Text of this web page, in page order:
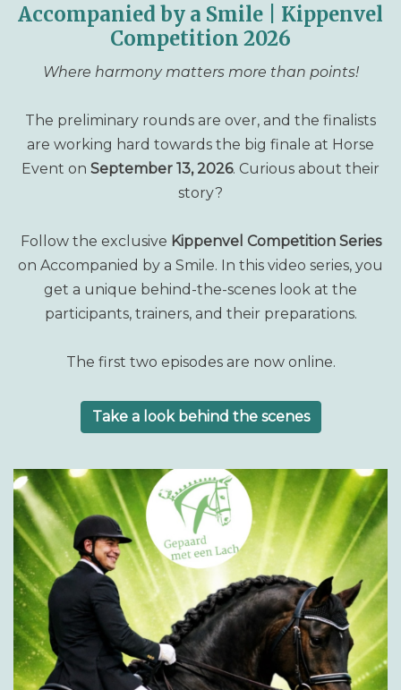
Accompanied by a Smile | Kippenvel
Competition 2026
Where harmony matters more than points!
The preliminary rounds are over, and the finalists
are working hard towards the big finale at Horse
Event on September 13, 2026. Curious about their
story?
Follow the exclusive Kippenvel Competition Series
on Accompanied by a Smile. In this video series, you
get a unique behind-the-scenes look at the
participants, trainers, and their preparations.
The first two episodes are now online.
Take a look behind the scenes